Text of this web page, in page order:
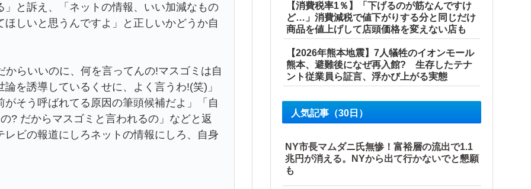
と訴え、「ネットの情報、いい加減なもの
しいと思うんですよ」と正しいかどうか自
らいいのに、何を言ってんの!マスゴミは自
を誘導しているくせに、よく言うわ!(笑)」
そう呼ばれてる原因の筆頭候補だよ」「自
? だからマスゴミと言われるの」などと返
ビの報道にしろネットの情報にしろ、自身
【消費税率1％】「下げるのが筋なんですけ
ど…」消費減税で値下がりする分と同じだけ
商品を値上げして店頭価格を変えない店も
【2026年熊本地震】7人犠牲のイオンモール
熊本、避難後になぜ再入館? 生存したテナ
ント従業員ら証言、浮かび上がる実態
人気記事（30日）
NY市長マムダニ氏無惨！富裕層の流出で1.1
兆円が消える。NYから出て行かないでと懇願
も